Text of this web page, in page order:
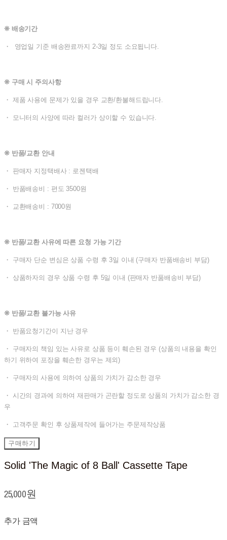
❊ 배송기간
・ 영업일 기준 배송완료까지 2-3일 정도 소요됩니다.
❊ 구매 시 주의사항
・ 제품 사용에 문제가 있을 경우 교환/환불해드립니다.
・ 모니터의 사양에 따라 컬러가 상이할 수 있습니다.
❊ 반품/교환 안내
・ 판매자 지정택배사 : 로젠택배
・ 반품배송비 : 편도 3500원
・ 교환배송비 : 7000원
❊ 반품/교환 사유에 따른 요청 가능 기간
・ 구매자 단순 변심은 상품 수령 후 3일 이내 (구매자 반품배송비 부담)
・ 상품하자의 경우 상품 수령 후 5일 이내 (판매자 반품배송비 부담)
❊ 반품/교환 불가능 사유
・ 반품요청기간이 지난 경우
・ 구매자의 책임 있는 사유로 상품 등이 훼손된 경우 (상품의 내용을 확인
하기 위하여 포장을 훼손한 경우는 제외)
・ 구매자의 사용에 의하여 상품의 가치가 감소한 경우
・ 시간의 경과에 의하여 재판매가 곤란할 정도로 상품의 가치가 감소한 경
우
・ 고객주문 확인 후 상품제작에 들어가는 주문제작상품
구매하기
Solid 'The Magic of 8 Ball' Cassette Tape
25,000원
추가 금액